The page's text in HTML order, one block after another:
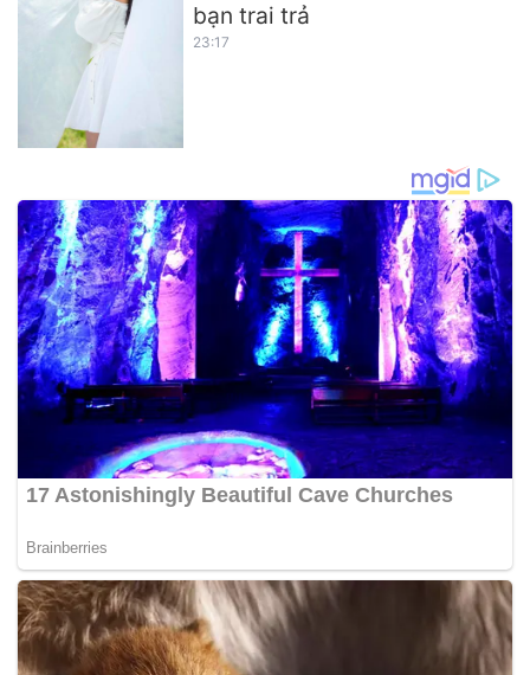
bạn trai trả
23:17